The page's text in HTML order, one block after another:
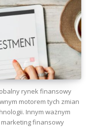
rynek finansowy
motorem tych zmian
Innym ważnym
finansowy